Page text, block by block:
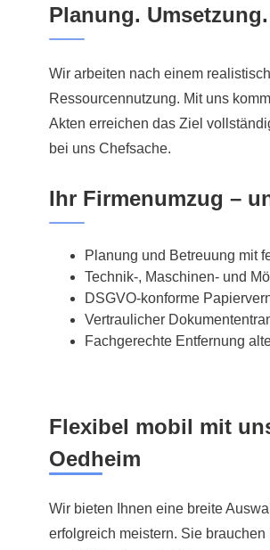
Planung.
Wir arbeiten nach einem
Ressourcennutzung. Mit uns
Akten erreichen das Ziel
bei uns Chefsache.
Ihr Firmenumzug –
Planung und Betreuung mit
Technik-, Maschinen- und
DSGVO-konforme
Vertraulicher
Fachgerechte Entfernung
Flexibel mobil mit
Oedheim
Wir bieten Ihnen eine breite
erfolgreich meistern. Sie